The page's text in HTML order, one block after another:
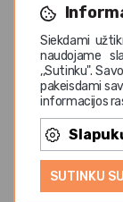
Siekdami
naudojame
,,Sutinku".
pakeisdami
informacijos
SUTINKU
Pagamintas iš
patvarus,
su maistu. Tai
kasdieniam
HoReCa